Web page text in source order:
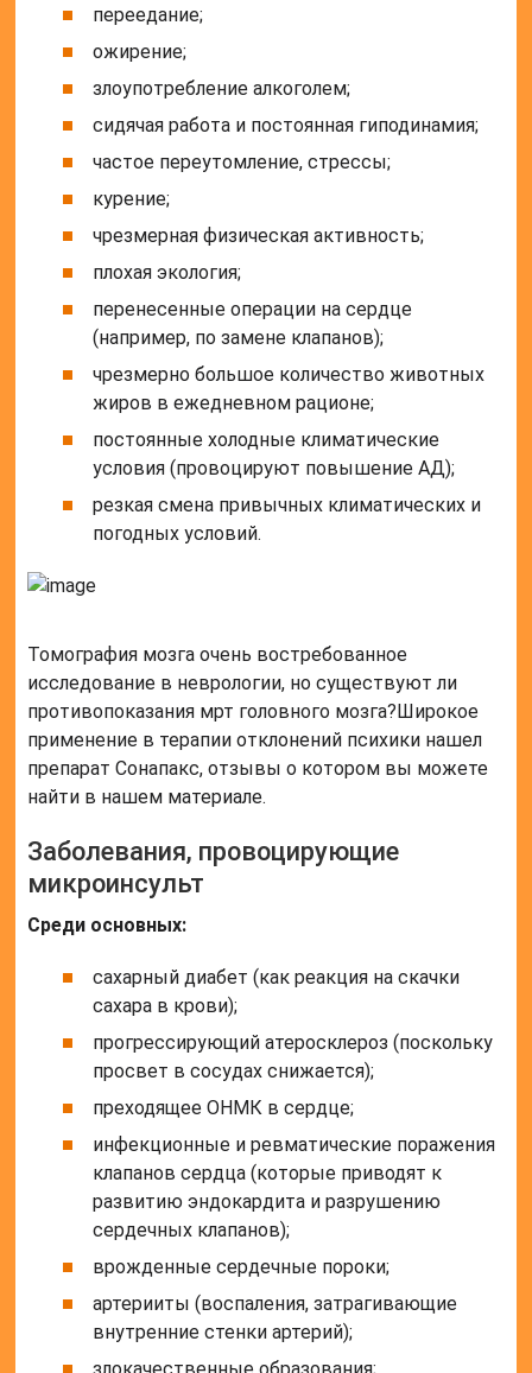
переедание;
ожирение;
злоупотребление алкоголем;
сидячая работа и постоянная гиподинамия;
частое переутомление, стрессы;
курение;
чрезмерная физическая активность;
плохая экология;
перенесенные операции на сердце
(например, по замене клапанов);
чрезмерно большое количество животных
жиров в ежедневном рационе;
постоянные холодные климатические
условия (провоцируют повышение АД);
резкая смена привычных климатических и
погодных условий.
Томография мозга очень востребованное
исследование в неврологии, но существуют ли
противопоказания мрт головного мозга?Широкое
применение в терапии отклонений психики нашел
препарат Сонапакс, отзывы о котором вы можете
найти в нашем материале.
Заболевания, провоцирующие
микроинсульт
Среди основных:
сахарный диабет (как реакция на скачки
сахара в крови);
прогрессирующий атеросклероз (поскольку
просвет в сосудах снижается);
преходящее ОНМК в сердце;
инфекционные и ревматические поражения
клапанов сердца (которые приводят к
развитию эндокардита и разрушению
сердечных клапанов);
врожденные сердечные пороки;
артерииты (воспаления, затрагивающие
внутренние стенки артерий);